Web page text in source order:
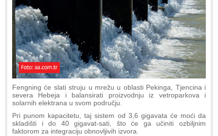
Fengning će slati struju u mrežu u oblasti Pekinga, Tjencina i
severa Hebeja i balansirati proizvodnju iz vetroparkova i
solarnih elektrana u svom području.
Pri punom kapacitetu, taj sistem od 3,6 gigavata će moći da
skladišti i do 40 gigavat-sati, što će ga učiniti ozbiljnim
faktorom za integraciju obnovljivih izvora.